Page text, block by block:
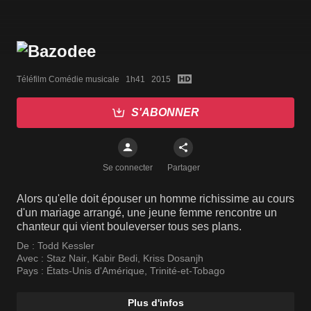
Téléfilm Comédie musicale   1h41   2015
S'ABONNER
Se connecter Partager
Alors qu'elle doit épouser un homme richissime au cours
d'un mariage arrangé, une jeune femme rencontre un
chanteur qui vient bouleverser tous ses plans.
De : Todd Kessler
Avec : Staz Nair, Kabir Bedi, Kriss Dosanjh
Pays : États-Unis d'Amérique, Trinité-et-Tobago
Plus d'infos